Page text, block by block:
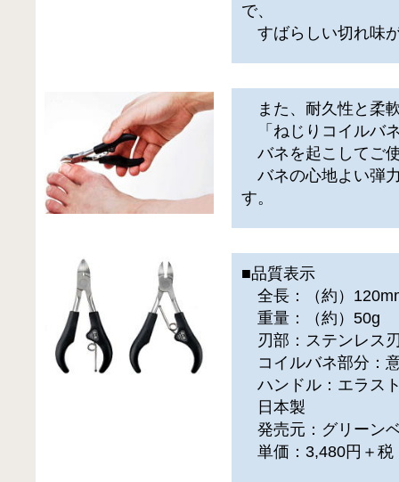
で、
すばらしい切れ味
また、耐久性と柔
「ねじりコイルバ
バネを起こしてご
バネの心地よい弾
す。
■品質表示
全長：（約）
重量：（約）50g
刃部：ステンレス
コイルバネ部分：
ハンドル：エラス
日本製
発売元：グリーン
単価：3,480円＋税